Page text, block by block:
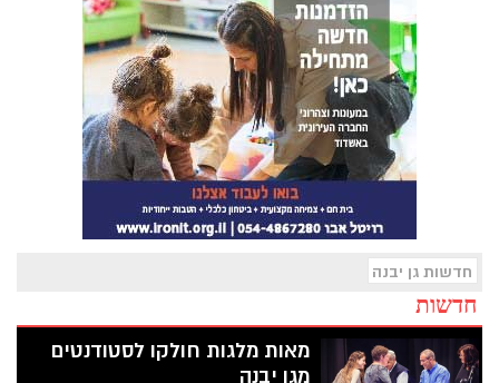
חדשות גן יבנה
חדשות
מאות מלגות חולקו לסטודנטים
מגן יבנה